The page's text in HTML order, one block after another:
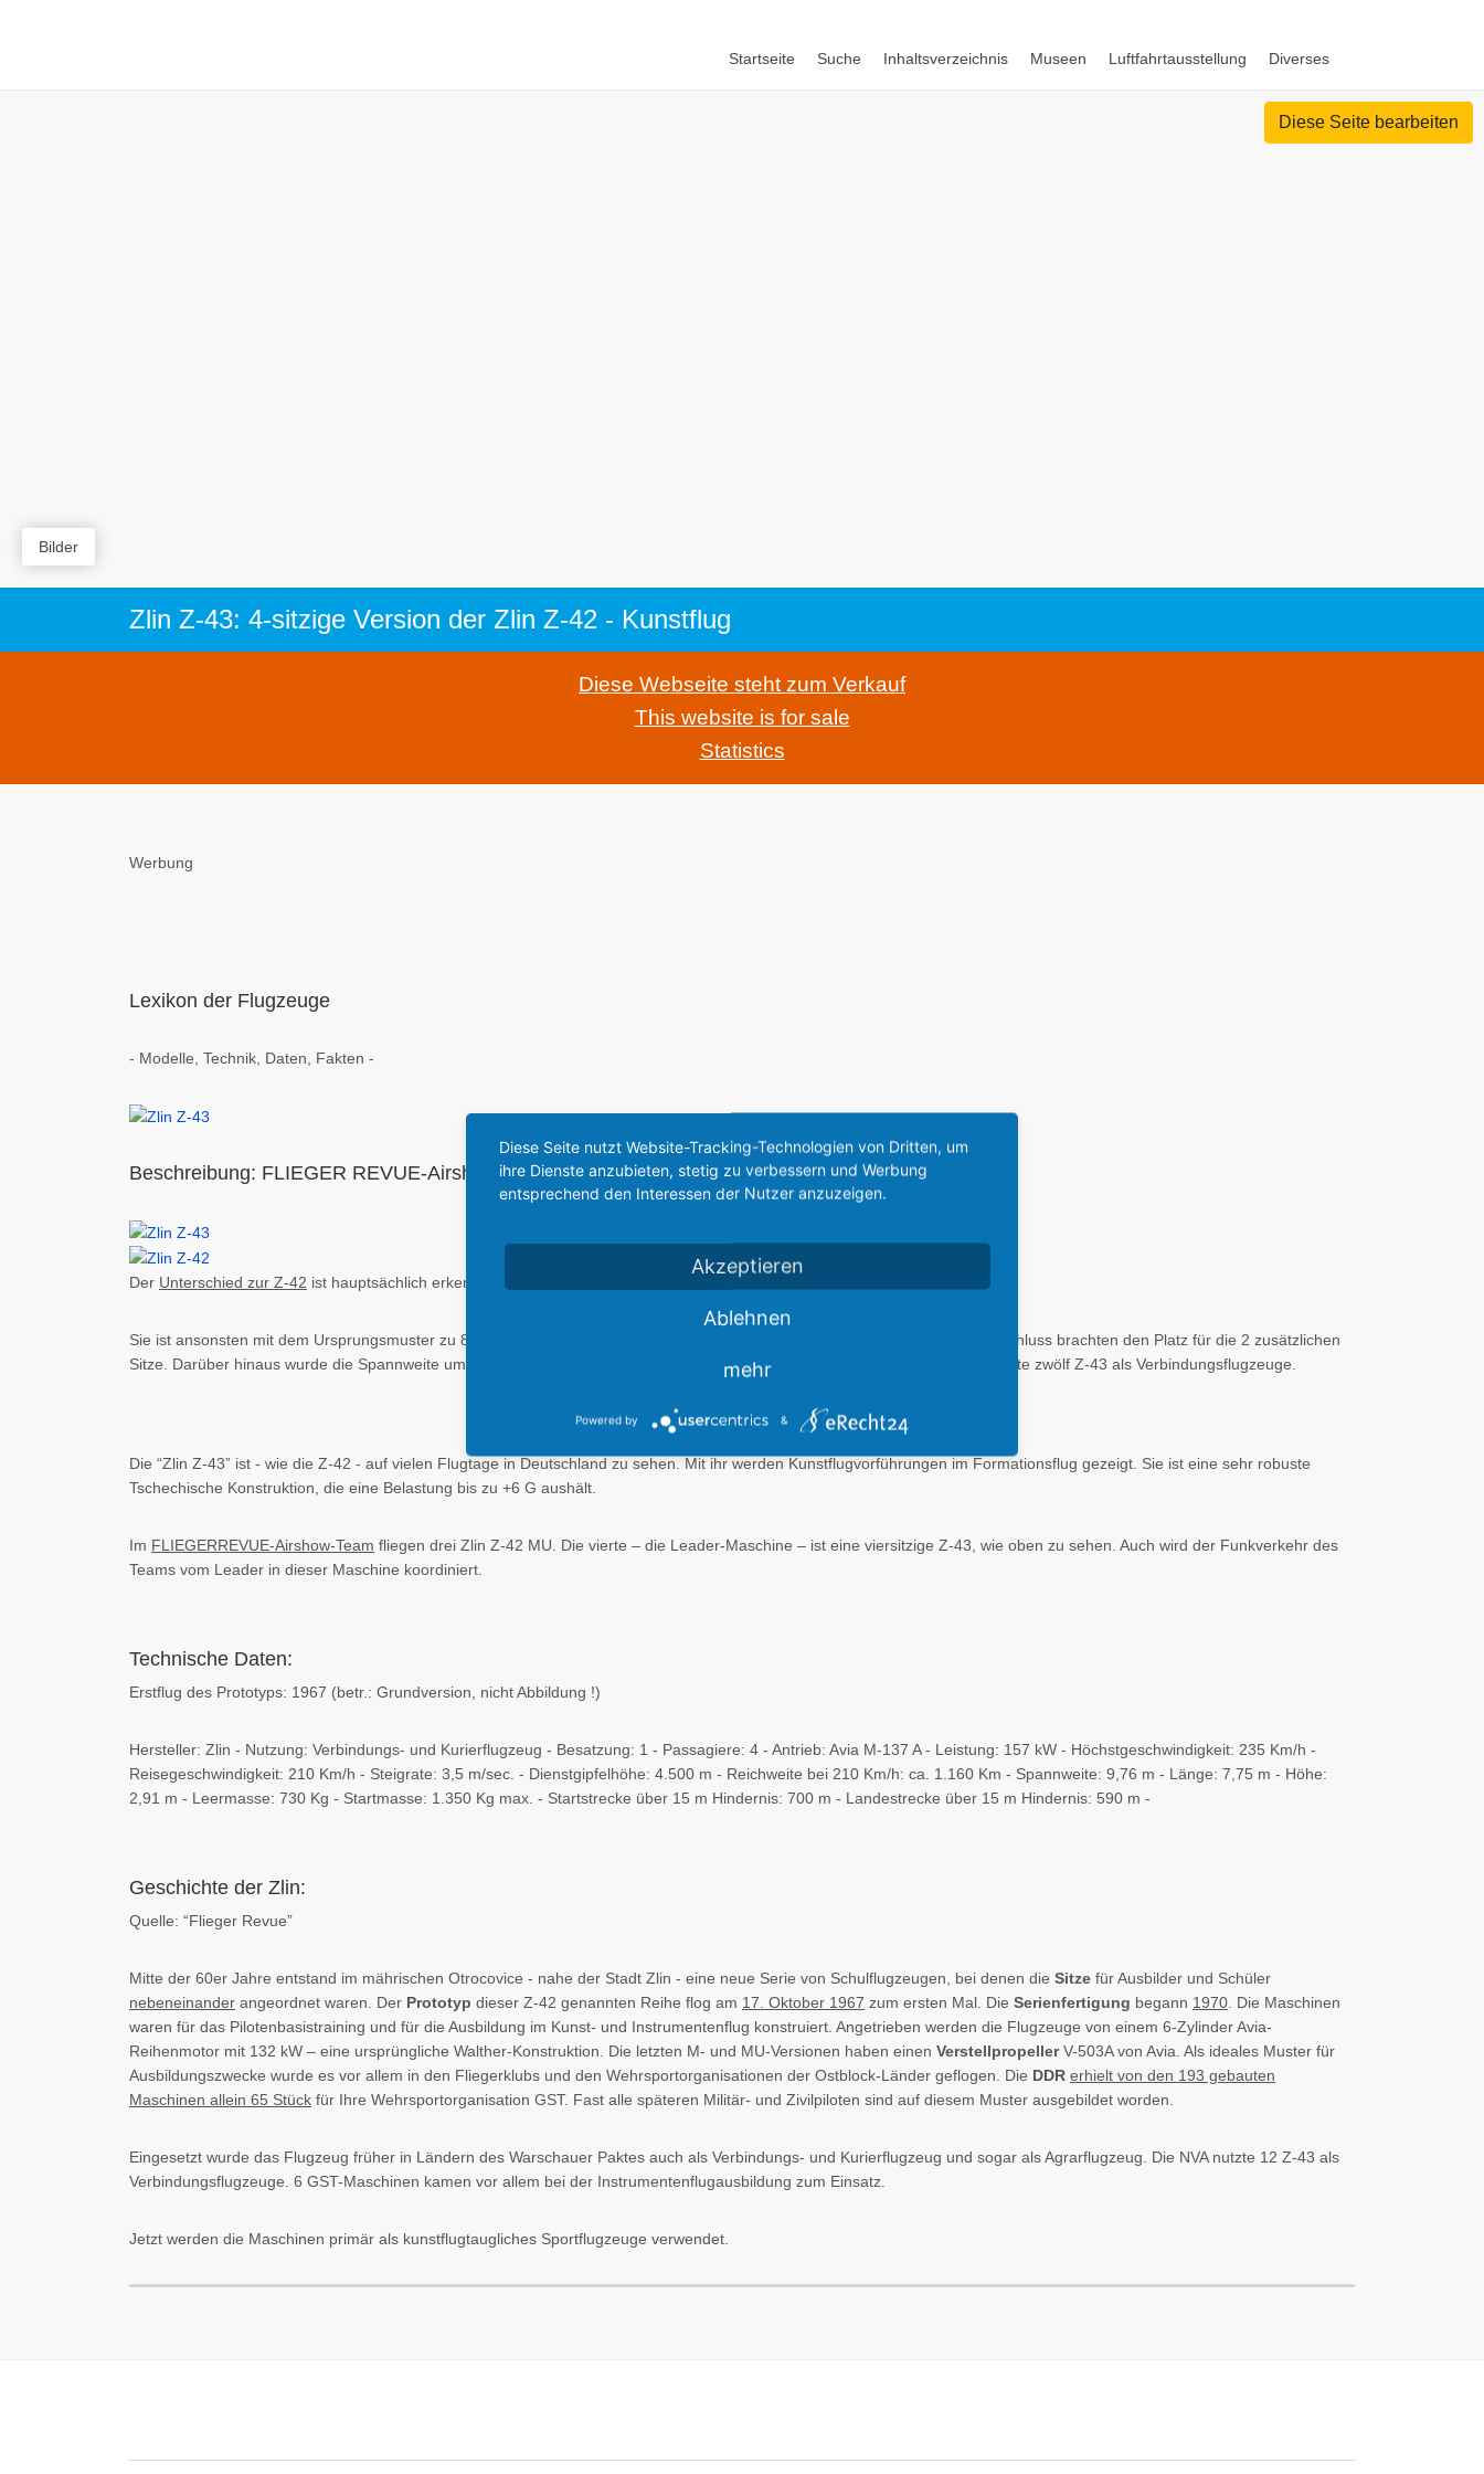
Startseite Suche Inhaltsverzeichnis Museen Luftfahrtausstellung Diverses
Diese Seite bearbeiten
Bilder
Zlin Z-43: 4-sitzige Version der Zlin Z-42 - Kunstflug
Diese Webseite steht zum Verkauf
This website is for sale
Statistics
Werbung
Lexikon der Flugzeuge
- Modelle, Technik, Daten, Fakten -
Beschreibung: FLIEGER REVUE-Airshow-Team: “Black Bird”
Der Unterschied zur Z-42 ist hauptsächlich erkennbar durch das große Fenster hinter den Türen bei der Zlin 43.
Sie ist ansonsten mit dem Ursprungsmuster zu 80 Prozent baugleich. Ein verlängerter Rumpf und ein anderer Tragflächenanschluss brachten den Platz für die 2 zusätzlichen
Sitze. Darüber hinaus wurde die Spannweite um ca. 60 cm erhöht und ein stärkerer Motor mit 155 kW verwendet. Die NVA nutzte zwölf Z-43 als Verbindungsflugzeuge.
Die “Zlin Z-43” ist - wie die Z-42 - auf vielen Flugtage in Deutschland zu sehen. Mit ihr werden Kunstflugvorführungen im Formationsflug gezeigt. Sie ist eine sehr robuste
Tschechische Konstruktion, die eine Belastung bis zu +6 G aushält.
Im FLIEGERREVUE-Airshow-Team fliegen drei Zlin Z-42 MU. Die vierte – die Leader-Maschine – ist eine viersitzige Z-43, wie oben zu sehen. Auch wird der Funkverkehr des
Teams vom Leader in dieser Maschine koordiniert.
Technische Daten:
Erstflug des Prototyps: 1967 (betr.: Grundversion, nicht Abbildung !)
Hersteller: Zlin - Nutzung: Verbindungs- und Kurierflugzeug - Besatzung: 1 - Passagiere: 4 - Antrieb: Avia M-137 A - Leistung: 157 kW - Höchstgeschwindigkeit: 235 Km/h -
Reisegeschwindigkeit: 210 Km/h - Steigrate: 3,5 m/sec. - Dienstgipfelhöhe: 4.500 m - Reichweite bei 210 Km/h: ca. 1.160 Km - Spannweite: 9,76 m - Länge: 7,75 m - Höhe:
2,91 m - Leermasse: 730 Kg - Startmasse: 1.350 Kg max. - Startstrecke über 15 m Hindernis: 700 m - Landestrecke über 15 m Hindernis: 590 m -
Geschichte der Zlin:
Quelle: “Flieger Revue”
Mitte der 60er Jahre entstand im mährischen Otrocovice - nahe der Stadt Zlin - eine neue Serie von Schulflugzeugen, bei denen die Sitze für Ausbilder und Schüler
nebeneinander angeordnet waren. Der Prototyp dieser Z-42 genannten Reihe flog am 17. Oktober 1967 zum ersten Mal. Die Serienfertigung begann 1970 . Die Maschinen
waren für das Pilotenbasistraining und für die Ausbildung im Kunst- und Instrumentenflug konstruiert. Angetrieben werden die Flugzeuge von einem 6-Zylinder Avia-
Reihenmotor mit 132 kW – eine ursprüngliche Walther-Konstruktion. Die letzten M- und MU-Versionen haben einen VerstellpropellerV-503A von Avia. Als ideales Muster für
Ausbildungszwecke wurde es vor allem in den Fliegerklubs und den Wehrsportorganisationen der Ostblock-Länder geflogen. Die DDR erhielt von den 193 gebauten
Maschinen allein 65 Stück für Ihre Wehrsportorganisation GST. Fast alle späteren Militär- und Zivilpiloten sind auf diesem Muster ausgebildet worden.
Eingesetzt wurde das Flugzeug früher in Ländern des Warschauer Paktes auch als Verbindungs- und Kurierflugzeug und sogar als Agrarflugzeug. Die NVA nutzte 12 Z-43 als
Verbindungsflugzeuge. 6 GST-Maschinen kamen vor allem bei der Instrumentenflugausbildung zum Einsatz.
Jetzt werden die Maschinen primär als kunstflugtaugliches Sportflugzeuge verwendet.
Diese Seite nutzt Website-Tracking-Technologien von Dritten, um
ihre Dienste anzubieten, stetig zu verbessern und Werbung
entsprechend den Interessen der Nutzer anzuzeigen.
Akzeptieren
Ablehnen
mehr
Powered by &